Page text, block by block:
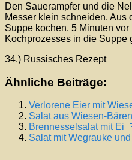
Den Sauerampfer und die
Messer klein schneiden. Aus
Suppe kochen. 5 Minuten
Kochprozesses in die Suppe
34.) Russisches Rezept
Ähnliche Beiträge:
Verlorene Eier mit
Salat aus Wiesen-
Brennesselsalat mit
Salat mit Wegrauke